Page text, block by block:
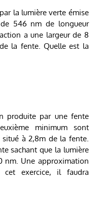
la lumière verte émise
546 nm de longueur
a une largeur de 8
la fente. Quelle est la
produite par une fente
minimum sont
à 2,8m de la fente.
sachant que la lumière
nm. Une approximation
cet exercice, il faudra